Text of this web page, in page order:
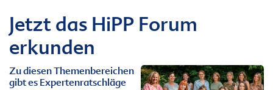
Jetzt das HiPP Forum
erkunden
Zu diesen Themenbereichen
gibt es Expertenratschläge